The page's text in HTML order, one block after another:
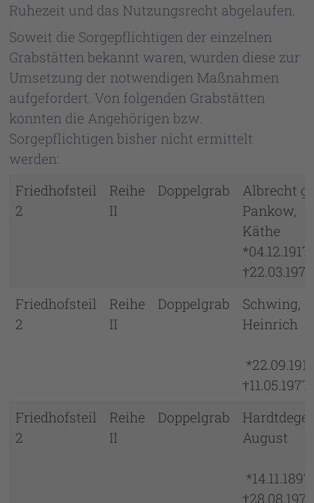
Ruhezeit und das Nutzungsrecht abgelaufen.
Soweit die Sorgepflichtigen der einzelnen
Grabstätten bekannt waren, wurden diese zur
Umsetzung der notwendigen Maßnahmen
aufgefordert. Von folgenden Grabstätten
konnten die Angehörigen bzw.
Sorgepflichtigen bisher nicht ermittelt
werden:
Friedhofsteil
2
Reihe
II
Doppelgrab
Albrecht
Pankow,
†22.03.1977
Friedhofsteil
2
Reihe
II
Doppelgrab
Schwing,
†11.05.1977
Friedhofsteil
2
Reihe
II
Doppelgrab
†28.08.1977